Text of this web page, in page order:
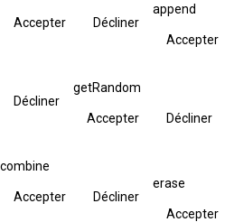
Accepter Décliner
append
Accepter
Décliner
getRandom
Accepter Décliner
combine
Accepter Décliner
erase
Accepter